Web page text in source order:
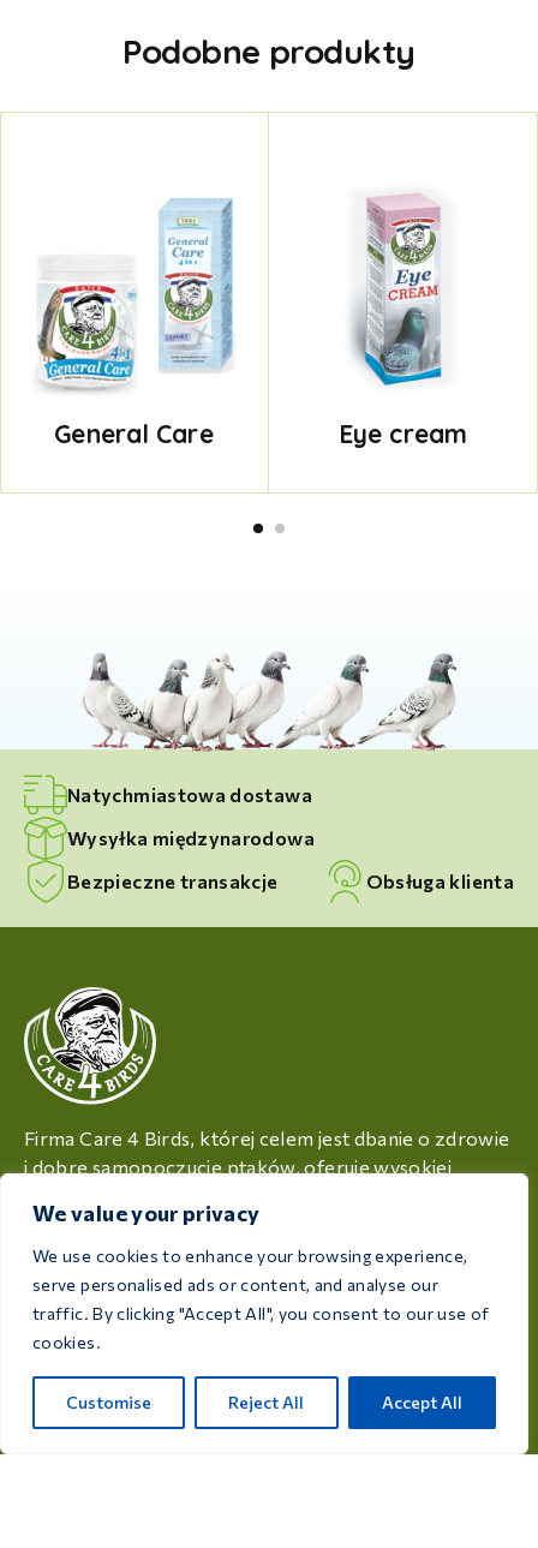
We value your privacy
We use cookies to enhance your browsing experience,
serve personalised ads or content, and analyse our
traffic. By clicking "Accept All", you consent to our use of
cookies.
Customise Reject All Accept All
Podobne produkty
General Care Eye cream
Natychmiastowa dostawa
Wysyłka międzynarodowa
Bezpieczne transakcje
Obsługa klienta
Firma Care 4 Birds, której celem jest dbanie o zdrowie
i dobre samopoczucie ptaków, oferuje wysokiej
hodowcy i miłośnika ptaków.
Rijksweg 28a, 7975 RT Uffelte, Holandia
info@care4bird.nl
Informacje
Porady